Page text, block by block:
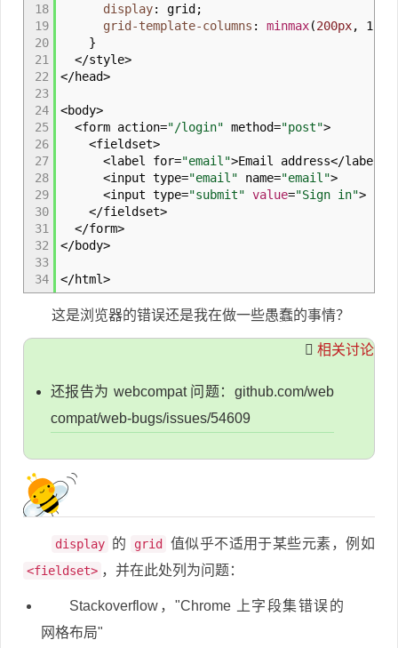
18
19
20
21
22
23
24
25
26
27
28
29
30
31
32
33
34
display: grid ;
grid-template-columns : minmax(200px, 1fr
}
</style>
</head>
<body>
<form action="/login" method="post">
<fieldset>
<label for="email">Email address</label
<input type="email" name="email">
<input type="submit" value="Sign in">
</fieldset>
</form>
</body>
</html>
这是浏览器的错误还是我在做一些愚蠢的事情？
相关讨论
还报告为 webcompat 问题：github.com/web
compat/web-bugs/issues/54609
display 的 grid 值似乎不适用于某些元素，例如
<fieldset> ，并在此处列为问题：
Stackoverflow，"Chrome 上字段集错误的
网格布局"